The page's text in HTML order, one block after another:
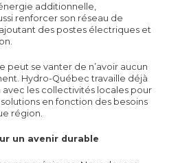
additionnelle,
renforcer son réseau de
des postes électriques et
peut se vanter de n’avoir aucun
Hydro-Québec travaille déjà
les collectivités locales pour
en fonction des besoins
région.
un avenir durable